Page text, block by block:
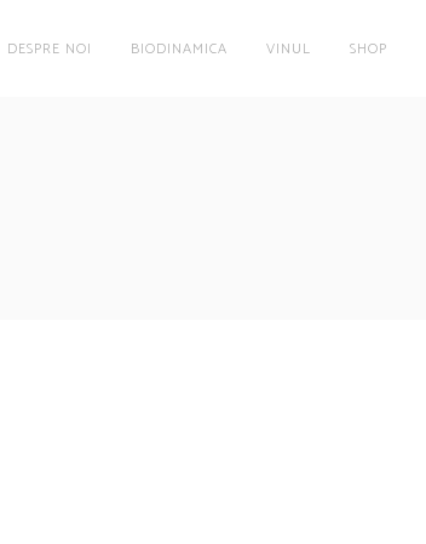
DESPRE NOI BIODINAMICA VINUL SHOP